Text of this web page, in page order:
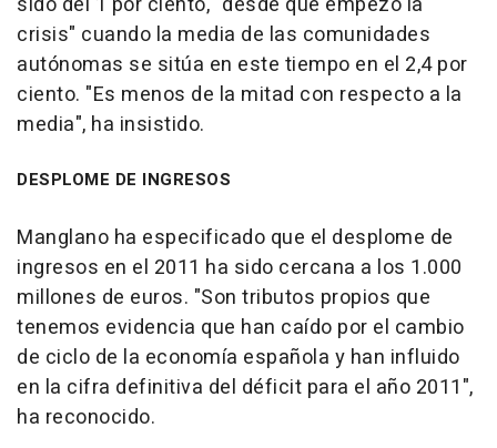
crisis" cuando la media de las comunidades
autónomas se sitúa en este tiempo en el 2,4 por
ciento. "Es menos de la mitad con respecto a la
media", ha insistido.
DESPLOME DE INGRESOS
Manglano ha especificado que el desplome de
ingresos en el 2011 ha sido cercana a los 1.000
millones de euros. "Son tributos propios que
tenemos evidencia que han caído por el cambio
de ciclo de la economía española y han influido
en la cifra definitiva del déficit para el año 2011",
ha reconocido.